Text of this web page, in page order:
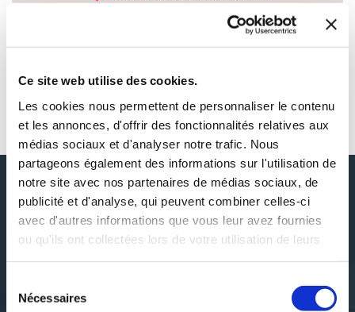
Ce site web utilise des cookies.
Les cookies nous permettent de personnaliser le contenu
et les annonces, d'offrir des fonctionnalités relatives aux
médias sociaux et d'analyser notre trafic. Nous
partageons également des informations sur l'utilisation de
notre site avec nos partenaires de médias sociaux, de
publicité et d'analyse, qui peuvent combiner celles-ci
avec d'autres informations que vous leur avez fournies
ou qu'ils ont collectées lors de votre utilisation de leurs
Nécessaires
AUTOUR DE SPINOZA, BARUCH (1632-
1677). AUTEUR DU TEXTE
DÉCOUVRIR SPINOZA, BARUCH
(1632-1677). AUTEUR DU TEXTE